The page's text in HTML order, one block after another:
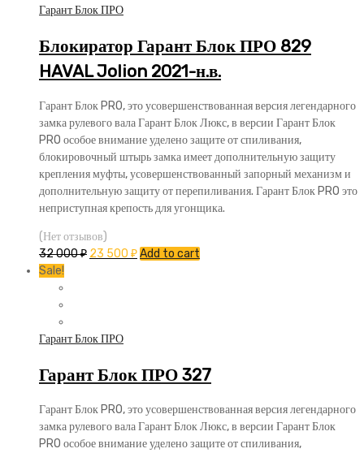
Гарант Блок ПРО
Блокиратор Гарант Блок ПРО 829
HAVAL Jolion 2021-н.в.
Гарант Блок PRO, это усовершенствованная версия легендарного
замка рулевого вала Гарант Блок Люкс, в версии Гарант Блок
PRO особое внимание уделено защите от спиливания,
блокировочный штырь замка имеет дополнительную защиту
крепления муфты, усовершенствованный запорный механизм и
дополнительную защиту от перепиливания. Гарант Блок PRO это
неприступная крепость для угонщика.
(Нет отзывов)
32 000₽ 23 500 ₽Add to cart
Sale!
Гарант Блок ПРО
Гарант Блок ПРО 327
Гарант Блок PRO, это усовершенствованная версия легендарного
замка рулевого вала Гарант Блок Люкс, в версии Гарант Блок
PRO особое внимание уделено защите от спиливания,